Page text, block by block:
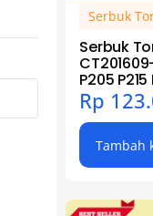
Serbuk
Serbuk
P205
Rp
Tambah